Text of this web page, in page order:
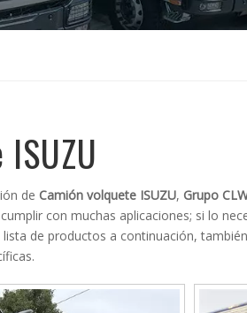
de Camión volquete ISUZU, Grupo
con muchas aplicaciones; si lo
lista de productos a continuación,